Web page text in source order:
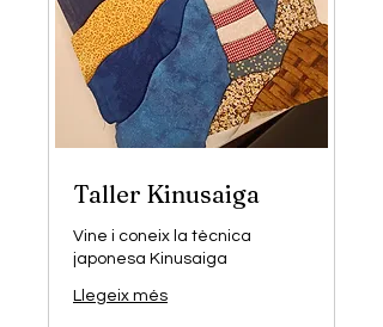
Taller Kinusaiga
Vine i coneix la tècnica
japonesa Kinusaiga
Llegeix més